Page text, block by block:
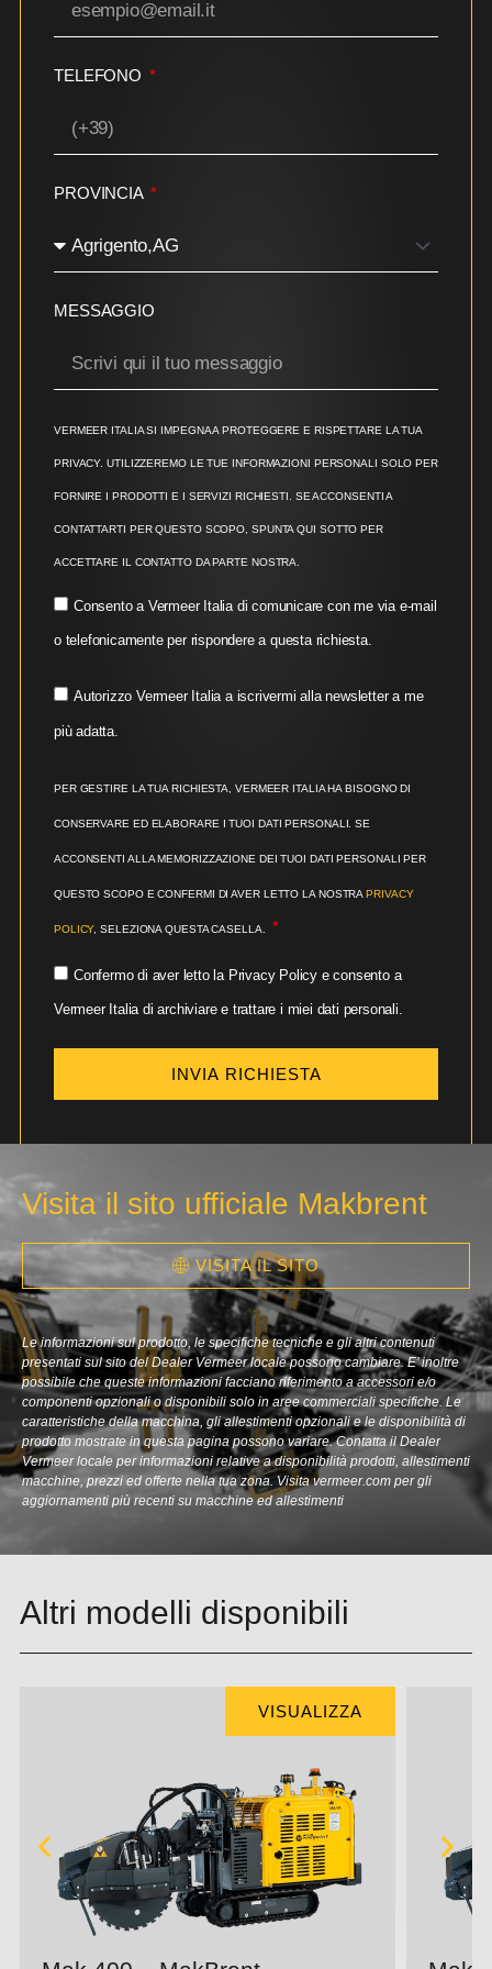
TELEFONO
PROVINCIA
MESSAGGIO
VERMEER ITALIA SI IMPEGNA A PROTEGGERE E RISPETTARE LA TUA
PRIVACY. UTILIZZEREMO LE TUE INFORMAZIONI PERSONALI SOLO PER
FORNIRE I PRODOTTI E I SERVIZI RICHIESTI. SE ACCONSENTI A
CONTATTARTI PER QUESTO SCOPO, SPUNTA QUI SOTTO PER
ACCETTARE IL CONTATTO DA PARTE NOSTRA.
Consento a Vermeer Italia di comunicare con me via e-mail
o telefonicamente per rispondere a questa richiesta.
Autorizzo Vermeer Italia a iscrivermi alla newsletter a me
più adatta.
PER GESTIRE LA TUA RICHIESTA, VERMEER ITALIA HA BISOGNO DI
CONSERVARE ED ELABORARE I TUOI DATI PERSONALI. SE
ACCONSENTI ALLA MEMORIZZAZIONE DEI TUOI DATI PERSONALI PER
QUESTO SCOPO E CONFERMI DI AVER LETTO LA NOSTRAPRIVACY
POLICY, SELEZIONA QUESTA CASELLA.
Confermo di aver letto la Privacy Policy e consento a
Vermeer Italia di archiviare e trattare i miei dati personali.
INVIA RICHIESTA
Visita il sito ufficiale Makbrent
VISITA IL SITO
Le informazioni sul prodotto, le specifiche tecniche e gli altri contenuti
presentati sul sito del Dealer Vermeer locale possono cambiare. E’ inoltre
possibile che queste informazioni facciano riferimento a accessori e/o
componenti opzionali o disponibili solo in aree commerciali specifiche. Le
caratteristiche della macchina, gli allestimenti opzionali e le disponibilità di
prodotto mostrate in questa pagina possono variare. Contatta il Dealer
Vermeer locale per informazioni relative a disponibilità prodotti, allestimenti
macchine, prezzi ed offerte nella tua zona. Visitavermeer.com per gli
aggiornamenti più recenti su macchine ed allestimenti
Altri modelli disponibili
VISUALIZZA